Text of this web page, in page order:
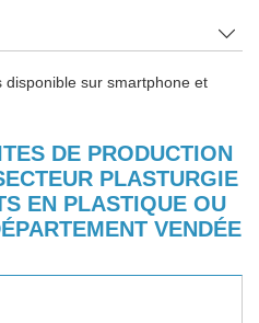
sur smartphone et
DE PRODUCTION
PLASTURGIE
EN PLASTIQUE OU
VENDÉE